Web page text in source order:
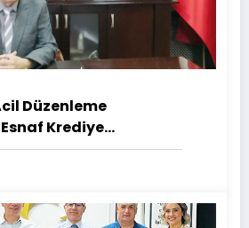
Düzenleme
Krediye